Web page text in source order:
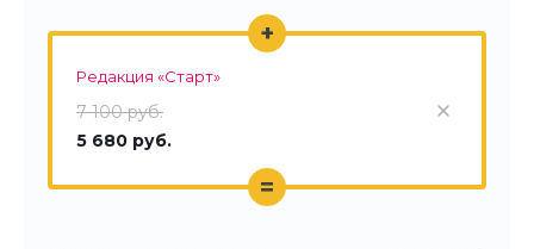
Редакция «Старт»
7 100 руб.
5 680 руб.
+
=